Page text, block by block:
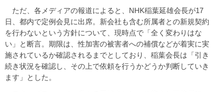
ただ、各メディアの報道によると、NHK稲葉延雄会長が17
日、都内で定例会見に出席。新会社も含む所属者との新規契約
を行わないという方針について、現時点で「全く変わりはな
い」と断言。期限は、性加害の被害者への補償などが着実に実
施されているか確認されるまでとしており、稲葉会長は「引き
続き状況を確認し、その上で依頼を行うかどうか判断していき
ます」とした。